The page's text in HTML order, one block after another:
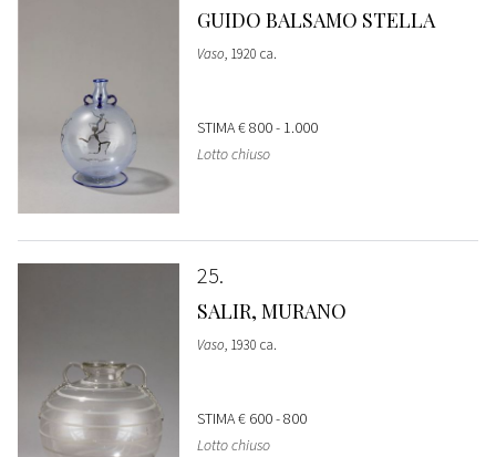
GUIDO BALSAMO STELLA
Vaso, 1920 ca.
STIMA€ 800 - 1.000
Lotto chiuso
25
SALIR, MURANO
Vaso, 1930 ca.
STIMA€ 600 - 800
Lotto chiuso